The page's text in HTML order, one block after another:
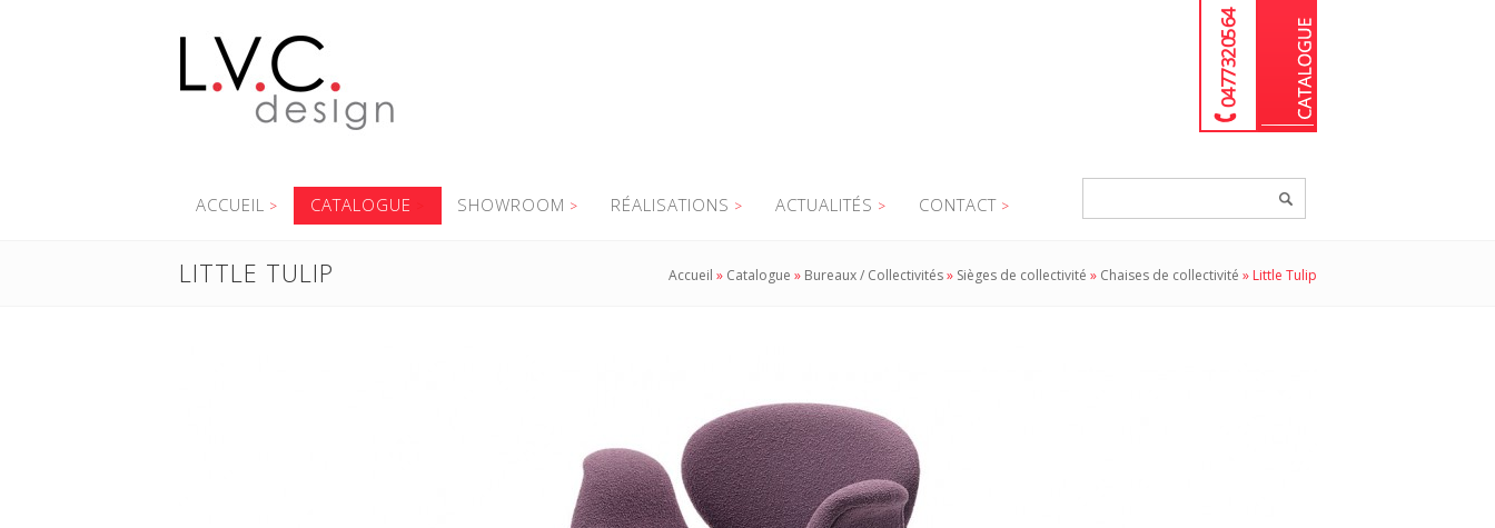
04 77 32 05 64
ACCUEIL CATALOGUE SHOWROOM RÉALISATIONS ACTUALITÉS CONTACT
LITTLE TULIP Accueil » Catalogue » Bureaux / Collectivités» Sièges de collectivité » Chaises de collectivité » Little Tulip